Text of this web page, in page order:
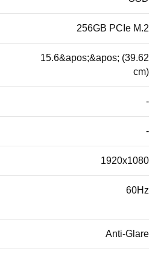
256GB PCIe M.2
15.6&apos;&apos; (39.62
cm)
-
-
1920x1080
60Hz
Anti-Glare